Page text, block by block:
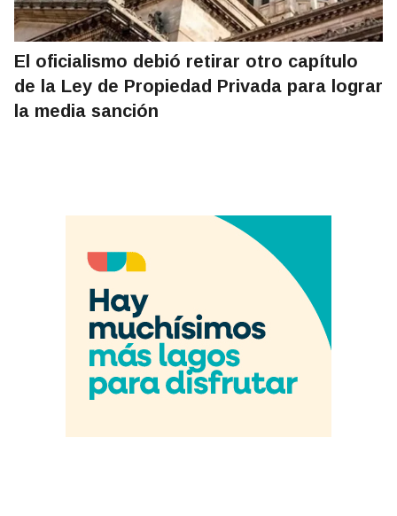
El oficialismo debió retirar otro capítulo
de la Ley de Propiedad Privada para lograr
la media sanción